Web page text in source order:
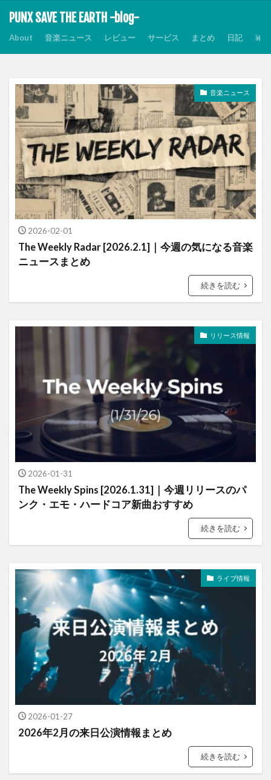
PUNX SAVE THE EARTH -blog-
About 音楽ニュース レビュー サービス まとめ 日記
音楽ニュース
2026-02-01
The Weekly Radar [2026.2.1]｜今週の気になる音楽
ニュースまとめ
続きを読む
リリース情報
2026-01-31
The Weekly Spins [2026.1.31]｜今週リリースのパ
ンク・エモ・ハードコア新曲おすすめ
続きを読む
ライブ情報
2026-01-27
2026年2月の来日公演情報まとめ
続きを読む